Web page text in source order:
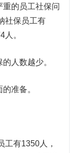
的员工社保问
社保员工有
。
人数越少。
准备。
有1350人，